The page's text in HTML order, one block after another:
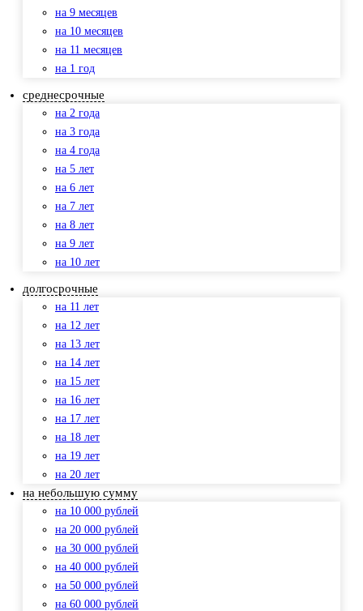
на 9 месяцев
на 10 месяцев
на 11 месяцев
на 1 год
среднесрочные
на 2 года
на 3 года
на 4 года
на 5 лет
на 6 лет
на 7 лет
на 8 лет
на 9 лет
на 10 лет
долгосрочные
на 11 лет
на 12 лет
на 13 лет
на 14 лет
на 15 лет
на 16 лет
на 17 лет
на 18 лет
на 19 лет
на 20 лет
на небольшую сумму
на 10 000 рублей
на 20 000 рублей
на 30 000 рублей
на 40 000 рублей
на 50 000 рублей
на 60 000 рублей